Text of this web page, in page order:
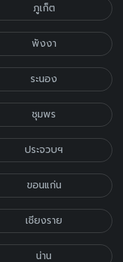
ภูเก็ต
พังงา
ระนอง
ชุมพร
ประจวบฯ
ขอนแก่น
เชียงราย
น่าน